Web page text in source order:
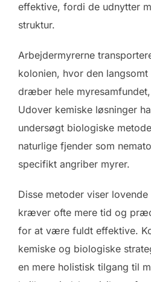
effektive, fordi de udnytter
struktur.
Arbejdermyrerne
kolonien, hvor den
dræber hele
Udover kemiske løsninger
undersøgt biologiske
naturlige fjender som
specifikt angriber myrer.
Disse metoder viser lovende
kræver ofte mere tid og
for at være fuldt effektive.
kemiske og biologiske
en mere holistisk tilgang til